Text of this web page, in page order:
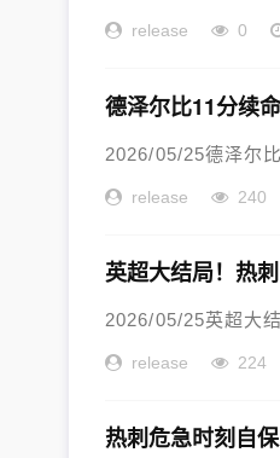
release 0
德泽尔比11分续
2026/05/25德泽尔
release 240
英超大结局！热
2026/05/25英超大
release 224
热刺危急时刻自